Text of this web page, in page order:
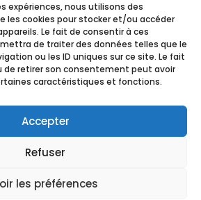
expériences, nous utilisons des
les cookies pour stocker et/ou accéder
Le fait de consentir à ces
de traiter des données telles que le
ou les ID uniques sur ce site. Le fait
de retirer son consentement peut avoir
caractéristiques et fonctions.
Accepter
Refuser
les préférences
de
50,00 €
à
150,00 €